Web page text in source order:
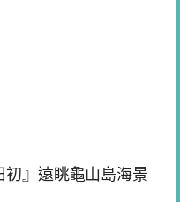
初』遠眺龜山島海景